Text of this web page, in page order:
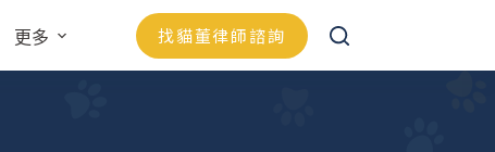
更多 找貓董律師諮詢